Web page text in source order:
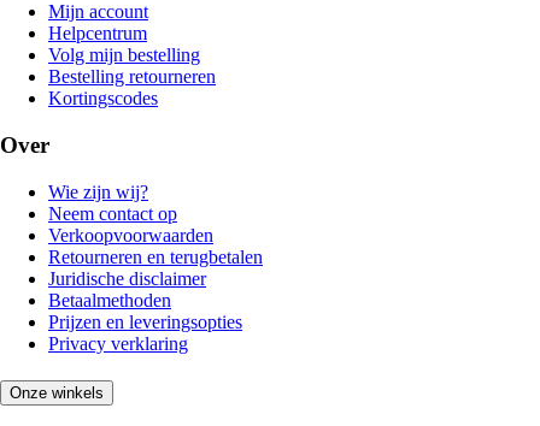
Mijn account
Helpcentrum
Volg mijn bestelling
Bestelling retourneren
Kortingscodes
Over
Wie zijn wij?
Neem contact op
Verkoopvoorwaarden
Retourneren en terugbetalen
Juridische disclaimer
Betaalmethoden
Prijzen en leveringsopties
Privacy verklaring
Onze winkels